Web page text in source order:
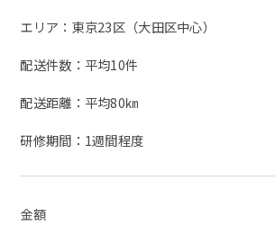
エリア：東京23区（大田区中心）
配送件数：平均10件
配送距離：平均80㎞
研修期間：1週間程度
金額